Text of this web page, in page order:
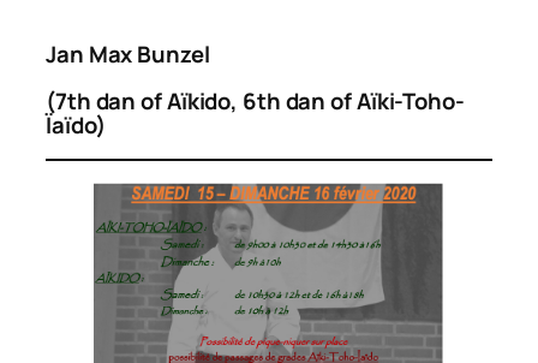
Jan Max Bunzel
(7th dan of Aïkido, 6th dan of Aïki-Toho-
Ïaïdo)